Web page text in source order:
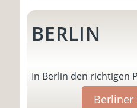
BERLIN
In Berlin den richtigen
Berliner